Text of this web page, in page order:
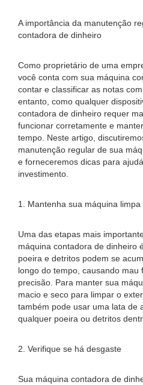
A importância da manutenção
contadora de dinheiro
Como proprietário de uma
você conta com sua máquina
contar e classificar as notas
entanto, como qualquer
contadora de dinheiro requer
funcionar corretamente e
tempo. Neste artigo,
manutenção regular de sua
e forneceremos dicas para
investimento.
1. Mantenha sua máquina limpa
Uma das etapas mais
máquina contadora de dinheiro
poeira e detritos podem se
longo do tempo, causando
precisão. Para manter sua
macio e seco para limpar o
também pode usar uma lata de
qualquer poeira ou detritos
2. Verifique se há desgaste
Sua máquina contadora de